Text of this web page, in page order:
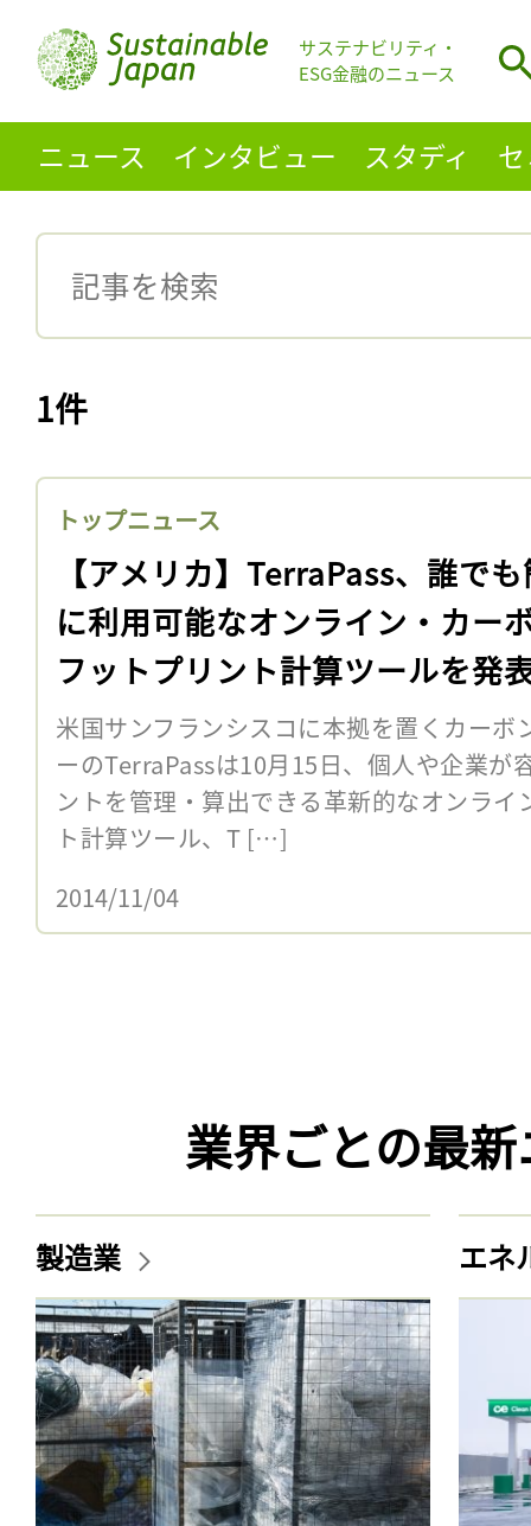
サステナビリティ・
ESG金融のニュース
ニュース インタビュー スタディ
1件
トップニュース
【アメリカ】TerraPass、誰で
に利用可能なオンライン・カー
フットプリント計算ツールを発
米国サンフランシスコに本拠を置くカーボ
ーのTerraPassは10月15日、個人や企業が
ントを管理・算出できる革新的なオンラ
ト計算ツール、T […]
2014/11/04
業界ごとの最
製造業 エネ